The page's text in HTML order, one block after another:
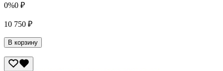
0%0 ₽
10 750 ₽
В корзину